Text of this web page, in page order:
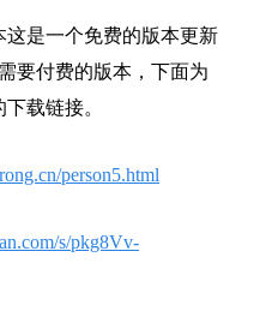
是一个免费的版本更新
要付费的版本，下面为
载链接。
person5.html
s/pkg8Vv-